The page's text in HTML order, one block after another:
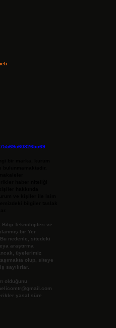
Bilgi Teknolojileri ve
bir Yer
nedenle, sitedeki
araştırma
üyelerimiz
olup, siteye
sayılırlar.
olduğunu
yasal süre